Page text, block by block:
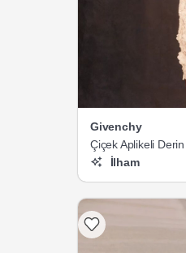
Givenchy
Çiçek Aplikeli
Gelinlikİlham